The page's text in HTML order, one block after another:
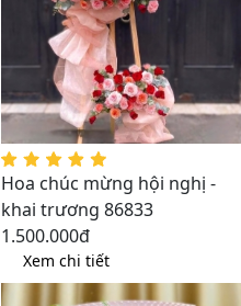
Hoa chúc mừng hội nghị -
khai trương 86833
1.500.000đ
Xem chi tiết